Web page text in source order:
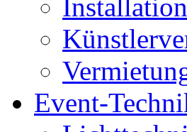
Event-